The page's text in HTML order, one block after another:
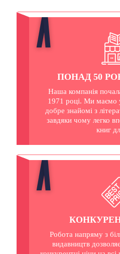
ПОНАД 50
Наша компанія
1971 році. Ми маємо
добре знайомі з
завдяки чому легко
книг
Робота напряму з
видавництв